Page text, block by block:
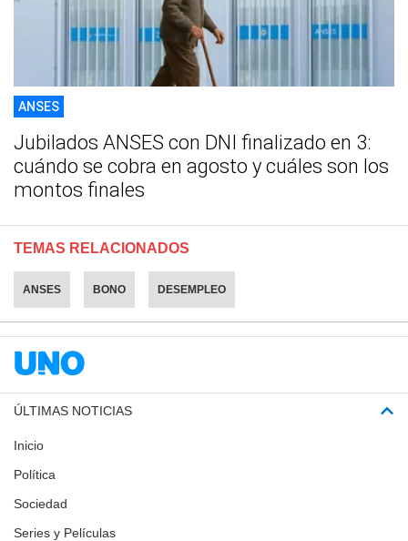
ANSES
Jubilados ANSES con DNI finalizado en 3:
cuándo se cobra en agosto y cuáles son los
montos finales
TEMAS RELACIONADOS
ANSES BONO DESEMPLEO
ÚLTIMAS NOTICIAS
Inicio
Política
Sociedad
Series y Películas